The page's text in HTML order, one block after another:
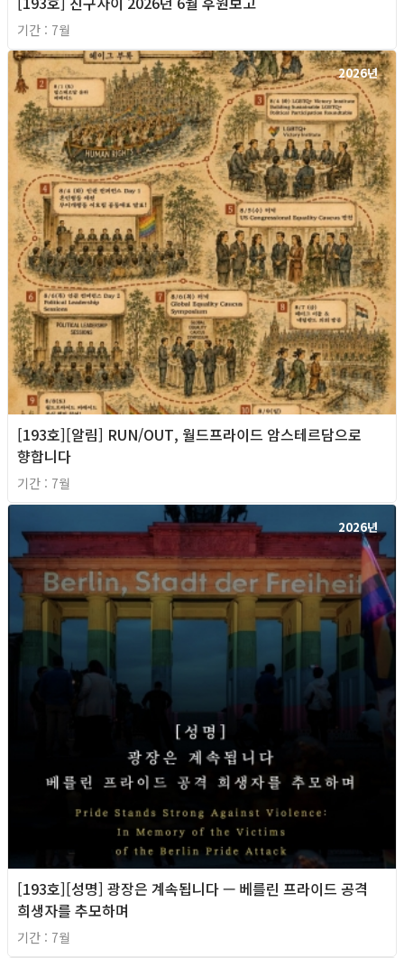
기간 : 7월
2026년
[193호][알림] RUN/OUT, 월드프라이드 암스테르담으로
향합니다
기간 : 7월
2026년
[193호][성명] 광장은 계속됩니다 — 베를린 프라이드 공격
희생자를 추모하며
기간 : 7월